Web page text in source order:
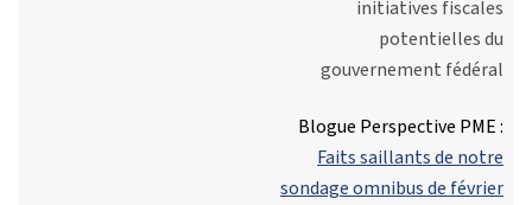
initiatives fiscales
potentielles du
gouvernement fédéral
Blogue Perspective PME :
Faits saillants de notre
sondage omnibus de février